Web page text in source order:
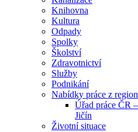
Knihovna
Kultura
Odpady
Spolky
Školství
Zdravotnictví
Služby
Podnikání
Nabídky práce z
Úřad práce ČR
Jičín
Životní situace